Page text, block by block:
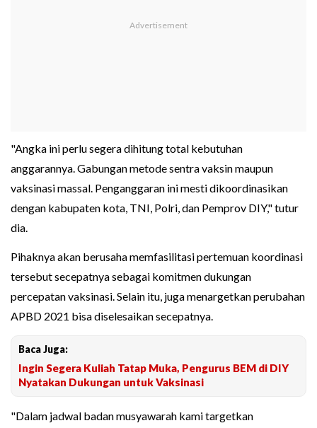
"Angka ini perlu segera dihitung total kebutuhan
anggarannya. Gabungan metode sentra vaksin maupun
vaksinasi massal. Penganggaran ini mesti dikoordinasikan
dengan kabupaten kota, TNI, Polri, dan Pemprov DIY," tutur
dia.
Pihaknya akan berusaha memfasilitasi pertemuan koordinasi
tersebut secepatnya sebagai komitmen dukungan
percepatan vaksinasi. Selain itu, juga menargetkan perubahan
APBD 2021 bisa diselesaikan secepatnya.
Baca Juga:
Ingin Segera Kuliah Tatap Muka, Pengurus BEM di DIY
Nyatakan Dukungan untuk Vaksinasi
"Dalam jadwal badan musyawarah kami targetkan